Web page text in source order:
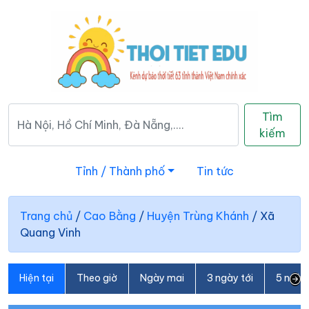
Tìm
kiếm
Tỉnh / Thành phố Tin tức
Trang chủ / Cao Bằng / Huyện Trùng Khánh / Xã
Quang Vinh
Hiện tại Theo giờ Ngày mai 3 ngày tới 5